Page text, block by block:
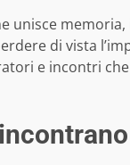
unisce
di vista
e incontri